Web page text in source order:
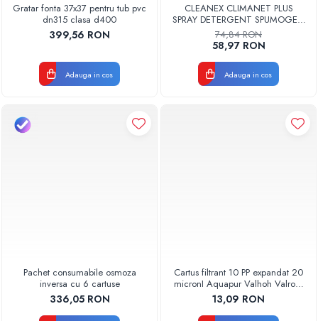
Gratar fonta 37x37 pentru tub pvc
dn315 clasa d400
399,56 RON
Adauga in cos
CLEANEX CLIMANET PLUS
SPRAY DETERGENT SPUMOGEN
PENTRU CURATAREA
APARATELOR DE AER
CONDITIONAT
CLINETPLUS0600
74,84 RON
58,97 RON
Adauga in cos
Pachet consumabile osmoza
inversa cu 6 cartuse
336,05 RON
Cartus filtrant 10 PP expandat 20
micronI Aquapur Valhoh Valrom
AQUA07000110020
13,09 RON